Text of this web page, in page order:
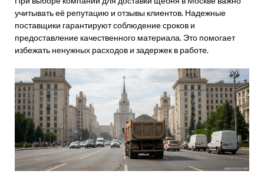
учитывать её репутацию и отзывы клиентов. Надежные
поставщики гарантируют соблюдение сроков и
предоставление качественного материала. Это помогает
избежать ненужных расходов и задержек в работе.